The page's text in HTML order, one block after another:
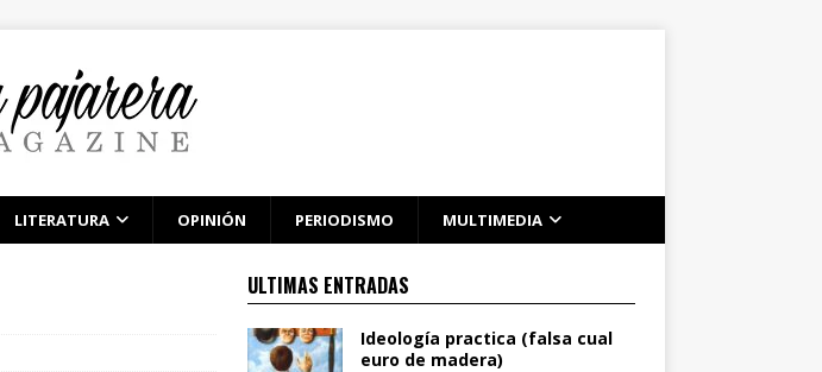
LITERATURA OPINIÓN PERIODISMO MULTIMEDIA
ULTIMAS ENTRADAS
Ideología practica (falsa cual
euro de madera)